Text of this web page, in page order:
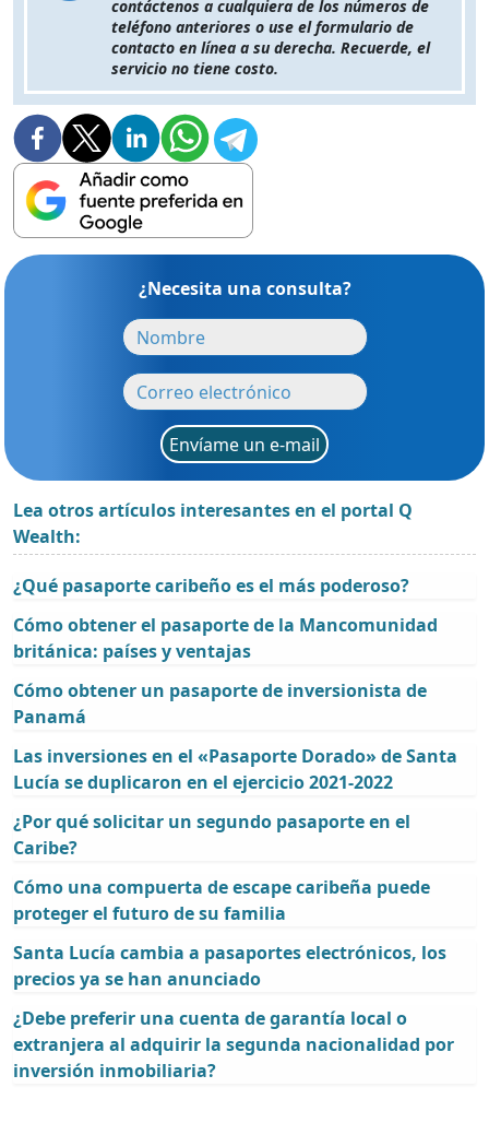
contáctenos a cualquiera de los números de
teléfono anteriores o use el formulario de
contacto en línea a su derecha. Recuerde, el
servicio no tiene costo.
¿Necesita una consulta?
Envíame un e-mail
Lea otros artículos interesantes en el portal Q
Wealth:
¿Qué pasaporte caribeño es el más poderoso?
Cómo obtener el pasaporte de la Mancomunidad
británica: países y ventajas
Cómo obtener un pasaporte de inversionista de
Panamá
Las inversiones en el «Pasaporte Dorado» de Santa
Lucía se duplicaron en el ejercicio 2021-2022
¿Por qué solicitar un segundo pasaporte en el
Caribe?
Cómo una compuerta de escape caribeña puede
proteger el futuro de su familia
Santa Lucía cambia a pasaportes electrónicos, los
precios ya se han anunciado
¿Debe preferir una cuenta de garantía local o
extranjera al adquirir la segunda nacionalidad por
inversión inmobiliaria?